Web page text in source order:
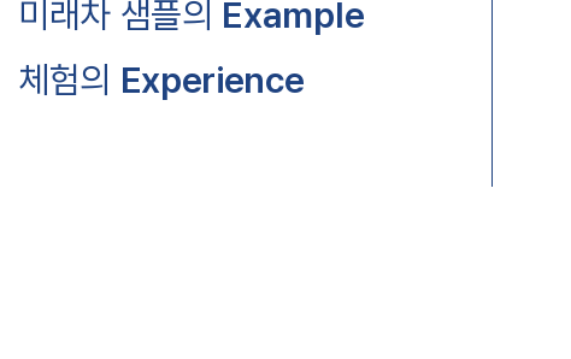
미래차 샘플의 Example
체험의 Experience